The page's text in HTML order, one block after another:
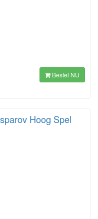
Bestel NU
Hoog Spel